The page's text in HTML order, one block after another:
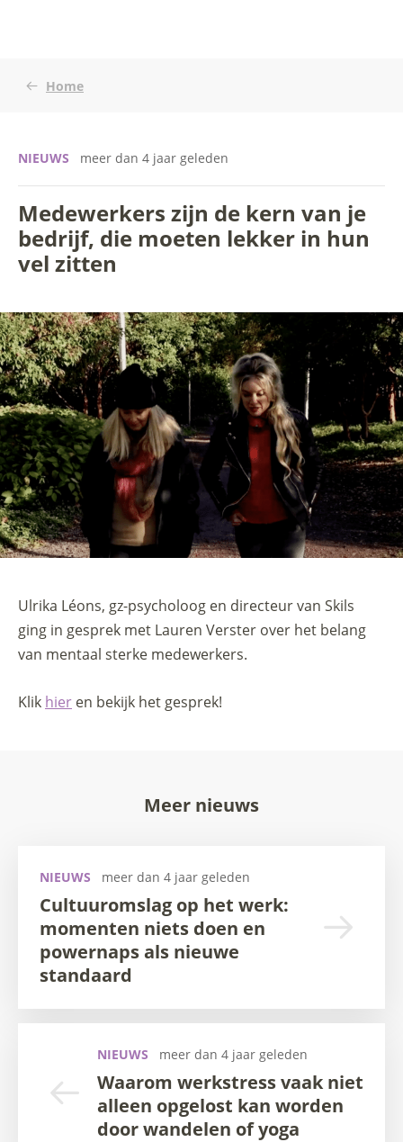
Home
NIEUWS meer dan 4 jaar geleden
Medewerkers zijn de kern van je
bedrijf, die moeten lekker in hun
vel zitten
Ulrika Léons, gz-psycholoog en directeur van Skils
ging in gesprek met Lauren Verster over het belang
van mentaal sterke medewerkers.
Klik hier en bekijk het gesprek!
Meer nieuws
NIEUWS meer dan 4 jaar geleden
Cultuuromslag op het werk:
momenten niets doen en
powernaps als nieuwe
standaard
NIEUWS meer dan 4 jaar geleden
Waarom werkstress vaak niet
alleen opgelost kan worden
door wandelen of yoga